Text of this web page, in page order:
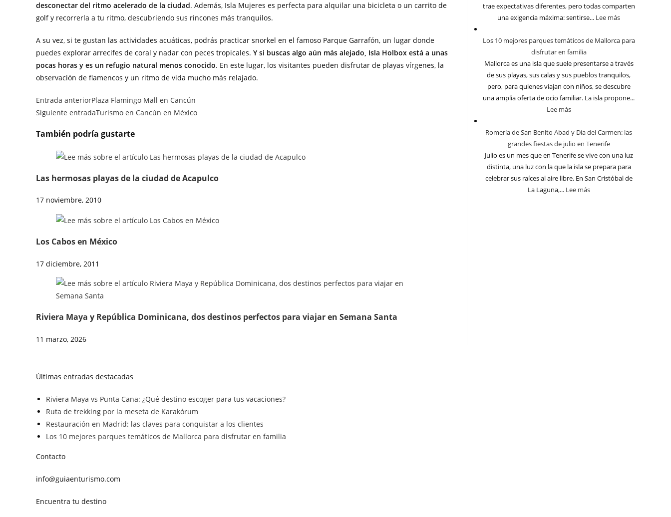
desconectar del ritmo acelerado de la ciudad. Además, Isla Mujeres es perfecta para alquilar una bicicleta o un carrito de
golf y recorrerla a tu ritmo, descubriendo sus rincones más tranquilos.
A su vez, si te gustan las actividades acuáticas, podrás practicar snorkel en el famoso Parque Garrafón, un lugar donde
puedes explorar arrecifes de coral y nadar con peces tropicales. Y si buscas algo aún más alejado, Isla Holbox está a unas
pocas horas y es un refugio natural menos conocido. En este lugar, los visitantes pueden disfrutar de playas vírgenes, la
observación de flamencos y un ritmo de vida mucho más relajado.
Entrada anteriorPlaza Flamingo Mall en Cancún
Siguiente entradaTurismo en Cancún en México
También podría gustarte
Las hermosas playas de la ciudad de Acapulco
17 noviembre, 2010
Los Cabos en México
17 diciembre, 2011
Riviera Maya y República Dominicana, dos destinos perfectos para viajar en Semana Santa
11 marzo, 2026
trae expectativas diferentes, pero todas comparten
una exigencia máxima: sentirse... Lee más
Los 10 mejores parques temáticos de Mallorca para
disfrutar en familia
Mallorca es una isla que suele presentarse a través
de sus playas, sus calas y sus pueblos tranquilos,
pero, para quienes viajan con niños, se descubre
una amplia oferta de ocio familiar. La isla propone...
Lee más
Romería de San Benito Abad y Día del Carmen: las
grandes fiestas de julio en Tenerife
Julio es un mes que en Tenerife se vive con una luz
distinta, una luz con la que la isla se prepara para
celebrar sus raíces al aire libre. En San Cristóbal de
La Laguna,... Lee más
Últimas entradas destacadas
Riviera Maya vs Punta Cana: ¿Qué destino escoger para tus vacaciones?
Ruta de trekking por la meseta de Karakórum
Restauración en Madrid: las claves para conquistar a los clientes
Los 10 mejores parques temáticos de Mallorca para disfrutar en familia
Contacto
info@guiaenturismo.com
Encuentra tu destino